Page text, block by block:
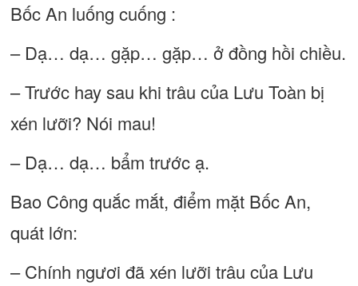
Bốc An luống cuống :
– Dạ… dạ… gặp… gặp… ở đồng hồi chiều.
– Trước hay sau khi trâu của Lưu Toàn bị
xén lưỡi? Nói mau!
– Dạ… dạ… bẩm trước ạ.
Bao Công quắc mắt, điểm mặt Bốc An,
quát lớn:
– Chính ngươi đã xén lưỡi trâu của Lưu